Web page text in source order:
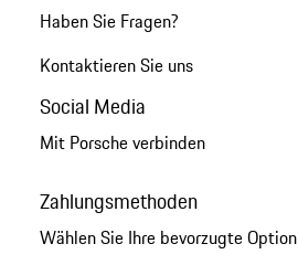
Haben Sie Fragen?
Kontaktieren Sie uns
Social Media
Mit Porsche verbinden
Zahlungsmethoden
Wählen Sie Ihre bevorzugte Option